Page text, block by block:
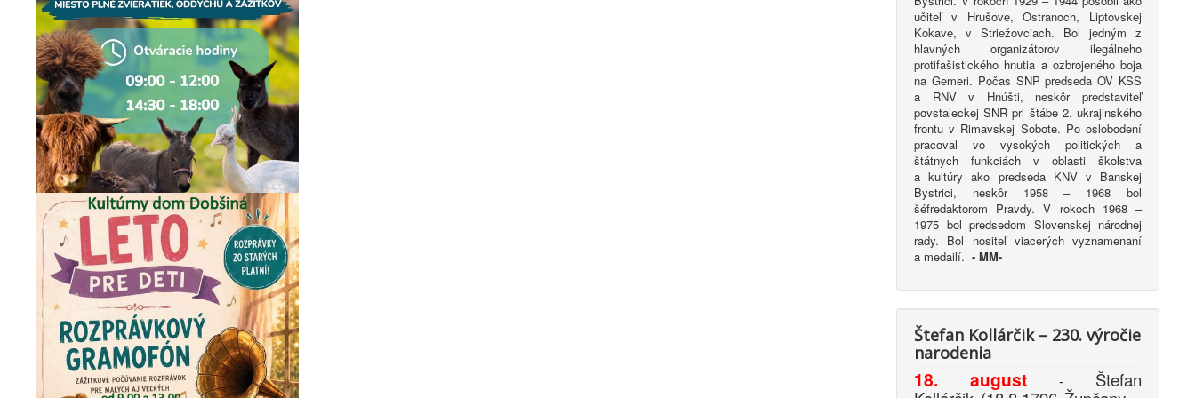
učiteľ v Hrušove, Ostranoch, Liptovskej
Kokave, v Striežovciach. Bol jedným z
hlavných organizátorov ilegálneho
protifašistického hnutia a ozbrojeného boja
na Gemeri. Počas SNP predseda OV KSS
a RNV v Hnúšti, neskôr predstaviteľ
povstaleckej SNR pri štábe 2. ukrajinského
frontu v Rimavskej Sobote. Po oslobodení
pracoval vo vysokých politických a
štátnych funkciách v oblasti školstva
a kultúry ako predseda KNV v Banskej
Bystrici, neskôr 1958 – 1968 bol
šéfredaktorom Pravdy. V rokoch 1968 –
1975 bol predsedom Slovenskej národnej
rady. Bol nositeľ viacerých vyznamenaní
a medailí. -MM-
Štefan Kollárčik – 230. výročie
narodenia
18. august -
Štefan